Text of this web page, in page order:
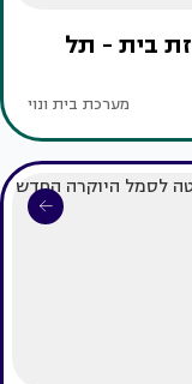
בית - תל
מערכת בית ונוי